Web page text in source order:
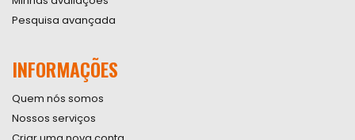
Pesquisa avançada
INFORMAÇÕES
Quem nós somos
Nossos serviços